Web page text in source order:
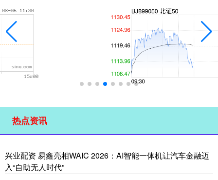
热点资讯
兴业配资 易鑫亮相WAIC 2026：AI智能一体机让汽车金融迈
入“自助无人时代”